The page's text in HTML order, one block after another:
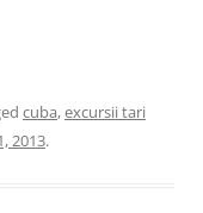
cuba,excursii tari
2013.